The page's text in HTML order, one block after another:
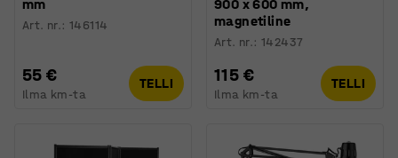
mm
Art. nr.:146114
55 €
Ilma km-ta
TELLI
900 x 600 mm,
magnetiline
Art. nr.:142437
115 €
Ilma km-ta
TELLI